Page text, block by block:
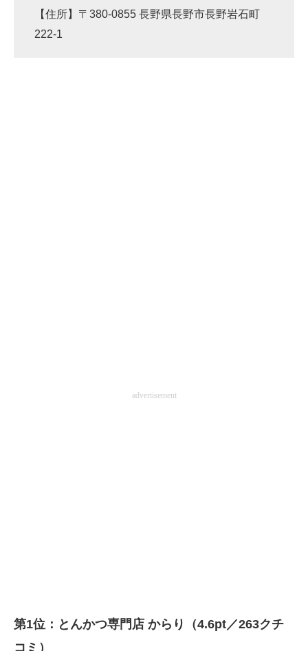
【住所】〒380-0855 長野県長野市長野岩石町
222-1
advertisement
第1位：とんかつ専門店 からり（4.6pt／263クチ
コミ）